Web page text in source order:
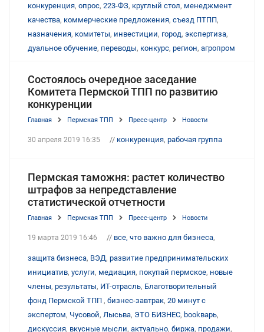
конкуренция, опрос, 223-ФЗ, круглый стол, менеджмент
качества, коммерческие предложения, съезд ПТПП,
назначения, комитеты, инвестиции, город, экспертиза,
дуальное обучение, переводы, конкурс, регион, агропром
Состоялось очередное заседание
Комитета Пермской ТПП по развитию
конкуренции
Главная Пермская ТПП Пресс-центр Новости
30 апреля 2019 16:35 // конкуренция, рабочая группа
Пермская таможня: растет количество
штрафов за непредставление
статистической отчетности
Главная Пермская ТПП Пресс-центр Новости
19 марта 2019 16:46 // все, что важно для бизнеса,
защита бизнеса, ВЭД, развитие предпринимательских
инициатив, услуги, медиация, покупай пермское, новые
члены, результаты, ИТ-отрасль, Благотворительный
фонд Пермской ТПП , бизнес-завтрак, 20 минут с
экспертом, Чусовой, Лысьва, ЭТО БИЗНЕС, bookварь,
дискуссия, вкусные мысли, актуально, биржа, продажи,